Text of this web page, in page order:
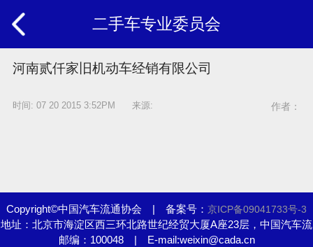
二手车专业委员会
河南贰仟家旧机动车经销有限公司
时间: 07 20 2015 3:52PM 来源: 作者：
Copyright©中国汽车流通协会 | 备案号： 京ICP备09041733号-3
地址：北京市海淀区西三环北路世纪经贸大厦A座23层，中国汽车流
通协会
邮编：100048 | E-mail:weixin@cada.cn